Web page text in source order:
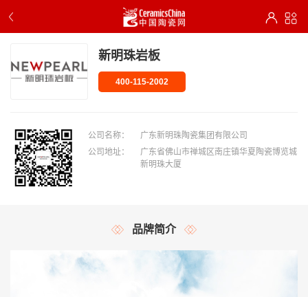
新明珠岩板
400-115-2002
公司名称：
广东新明珠陶瓷集团有限公司
公司地址：
广东省佛山市禅城区南庄镇华夏陶瓷博览城
新明珠大厦
品牌简介